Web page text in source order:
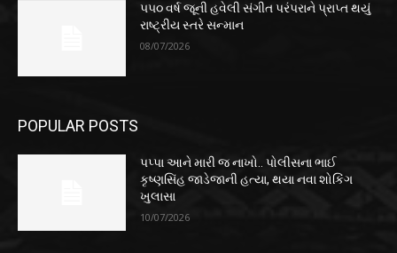
૫૫૦ વર્ષ જૂની હવેલી સંગીત પરંપરાને પ્રાપ્ત થયું
રાષ્ટ્રીય સ્તરે સન્માન
08/07/2026
POPULAR POSTS
પપ્પા આને મારી જ નાખો.. પોલીસના ભાઈ
કૃષ્ણસિંહ જાડેજાની હત્યા, થયા નવા શોકિંગ
ખુલાસા
10/07/2026